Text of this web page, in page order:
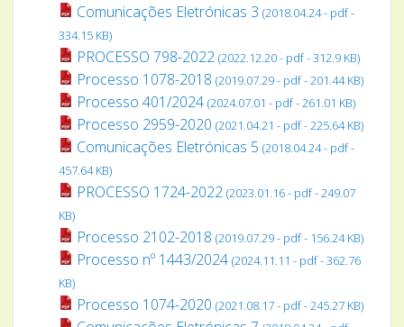
Comunicações Eletrónicas 3 (2018.04.24 - pdf -
334.15 KB)
PROCESSO 798-2022 (2022.12.20 - pdf - 312.9 KB)
Processo 1078-2018 (2019.07.29 - pdf - 201.44 KB)
Processo 401/2024 (2024.07.01 - pdf - 261.01 KB)
Processo 2959-2020 (2021.04.21 - pdf - 225.64 KB)
Comunicações Eletrónicas 5 (2018.04.24 - pdf -
457.64 KB)
PROCESSO 1724-2022 (2023.01.16 - pdf - 249.07
KB)
Processo 2102-2018 (2019.07.29 - pdf - 156.24 KB)
Processo nº 1443/2024 (2024.11.11 - pdf - 362.76
KB)
Processo 1074-2020 (2021.08.17 - pdf - 245.27 KB)